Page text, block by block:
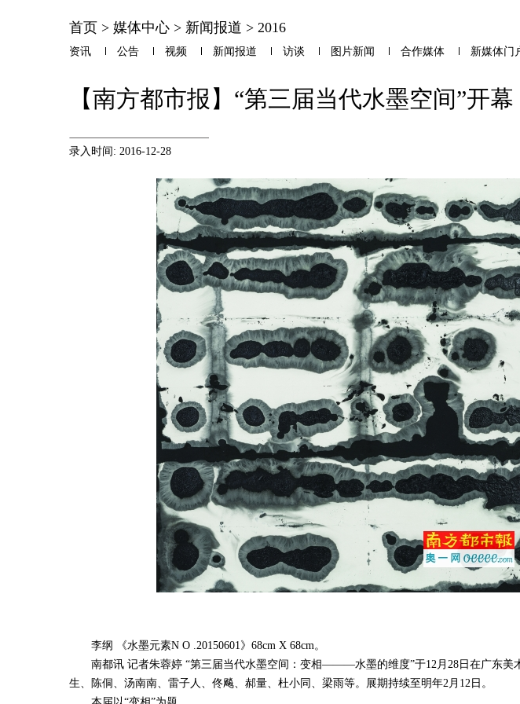
首页 > 媒体中心 > 新闻报道 > 2016
资讯 公告 视频 新闻报道 访谈 图片新闻 合作媒体 新媒体门
【南方都市报】“第三届当代水墨空间”开幕
录入时间: 2016-12-28
李纲 《水墨元素N O .20150601》68cm X 68cm。
南都讯 记者朱蓉婷 “第三届当代水墨空间：变相———水墨的维度”于12月28日在广东美
生、陈侗、汤南南、雷子人、佟飚、郝量、杜小同、梁雨等。展期持续至明年2月12日。